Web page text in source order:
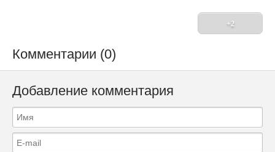
+2
Комментарии (0)
Добавление комментария